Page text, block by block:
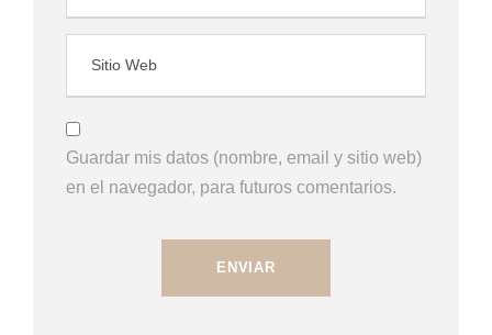
Guardar mis datos (nombre, email y sitio web)
en el navegador, para futuros comentarios.